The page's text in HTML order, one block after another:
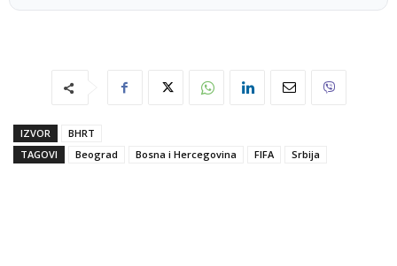
IZVOR
BHRT
TAGOVI
Beograd Bosna i Hercegovina FIFA Srbija